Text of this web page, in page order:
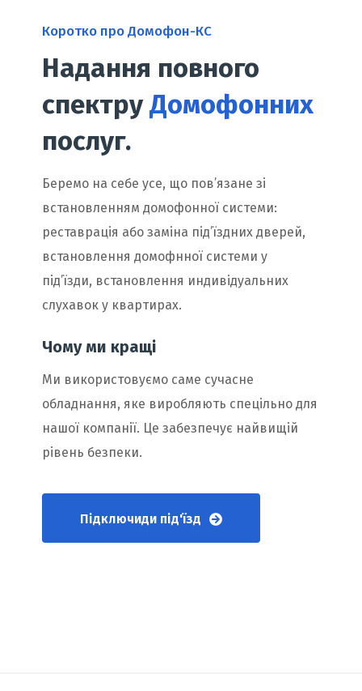
Коротко про Домофон-КС
Надання повного
спектруДомофонних
послуг.
Беремо на себе усе, що пов’язане зі
встановленням домофонної системи:
реставрація або заміна під’їздних дверей,
встановлення домофнної системи у
під’їзди, встановлення индивідуальних
слухавок у квартирах.
Чому ми кращі
Ми використовуємо саме сучасне
обладнання, яке виробляють спецільно для
нашої компанії. Це забезпечує найвищій
рівень безпеки.
Підключиди під'їзд